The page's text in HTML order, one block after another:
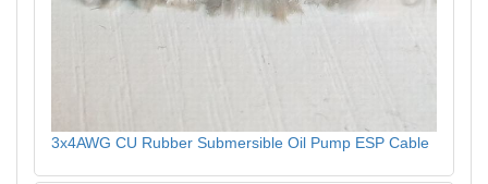
3x4AWG CU Rubber Submersible Oil Pump ESP Cable